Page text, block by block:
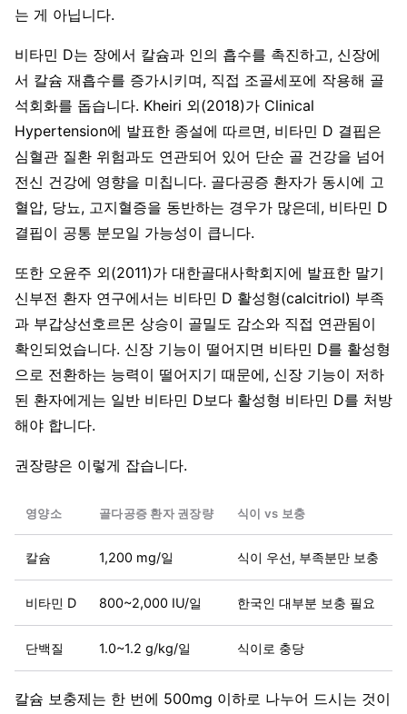
는 게 아닙니다.
비타민 D는 장에서 칼슘과 인의 흡수를 촉진하고, 신장에
서 칼슘 재흡수를 증가시키며, 직접 조골세포에 작용해 골
석회화를 돕습니다. Kheiri 외(2018)가 Clinical
Hypertension에 발표한 종설에 따르면, 비타민 D 결핍은
심혈관 질환 위험과도 연관되어 있어 단순 골 건강을 넘어
전신 건강에 영향을 미칩니다. 골다공증 환자가 동시에 고
혈압, 당뇨, 고지혈증을 동반하는 경우가 많은데, 비타민 D
결핍이 공통 분모일 가능성이 큽니다.
또한 오윤주 외(2011)가 대한골대사학회지에 발표한 말기
신부전 환자 연구에서는 비타민 D 활성형(calcitriol) 부족
과 부갑상선호르몬 상승이 골밀도 감소와 직접 연관됨이
확인되었습니다. 신장 기능이 떨어지면 비타민 D를 활성형
으로 전환하는 능력이 떨어지기 때문에, 신장 기능이 저하
된 환자에게는 일반 비타민 D보다 활성형 비타민 D를 처방
해야 합니다.
권장량은 이렇게 잡습니다.
영양소 골다공증 환자 권장량 식이 vs 보충
칼슘 1,200 mg/일 식이 우선, 부족분만 보충
비타민 D 800~2,000 IU/일 한국인 대부분 보충 필요
단백질 1.0~1.2 g/kg/일 식이로 충당
칼슘 보충제는 한 번에 500mg 이하로 나누어 드시는 것이